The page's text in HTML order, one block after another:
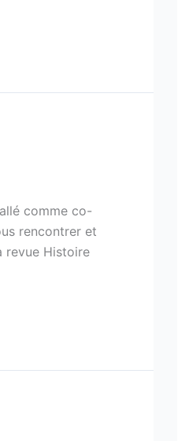
comme co-
rencontrer et
revue Histoire